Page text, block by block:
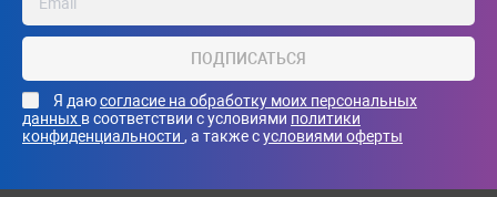
ПОДПИСАТЬСЯ
Я даюсогласие на обработку моих персональных
данных в соответствии с условиями политики
конфиденциальности , а также сусловиями оферты